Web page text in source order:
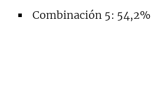
Combinación 5: 54,2%